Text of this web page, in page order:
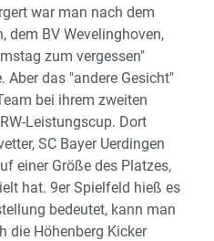
war man nach dem
dem BV Wevelinghoven,
zum vergessen"
das "andere Gesicht"
bei ihrem zweiten
Leistungscup. Dort
SC Bayer Uerdingen
einer Größe des Platzes,
hat. 9er Spielfeld hieß es
bedeutet, kann man
die Höhenberg Kicker